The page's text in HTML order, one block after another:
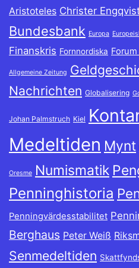
Aristoteles Christer
Bundesbank Europa
Finanskris Fornnordiska
Allgemeine Zeitung
Nachrichten Globalisering
Johan Palmstruch Kiel
Medeltiden Mynt
Oresme Numismatik
Penninghistoria
Penningvärdesstabilitet
Berghaus Peter Weiß
Senmedeltiden